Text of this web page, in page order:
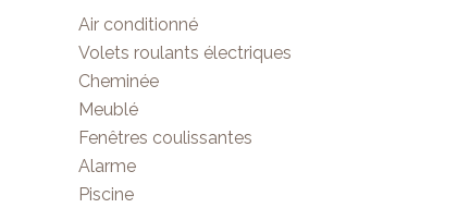
Air conditionné
Volets roulants électriques
Cheminée
Meublé
Fenêtres coulissantes
Alarme
Piscine